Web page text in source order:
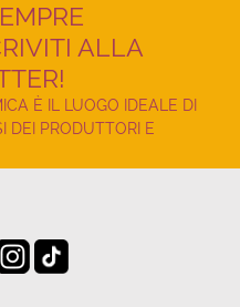
ALLA
È IL LUOGO IDEALE DI
DEI PRODUTTORI E